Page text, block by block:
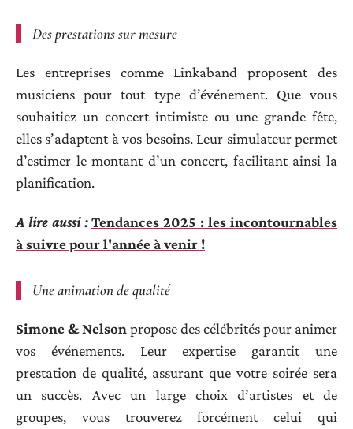
Des prestations sur mesure
Les entreprises comme Linkaband proposent des
musiciens pour tout type d’événement. Que vous
souhaitiez un concert intimiste ou une grande fête,
elles s’adaptent à vos besoins. Leur simulateur permet
d’estimer le montant d’un concert, facilitant ainsi la
planification.
A lire aussi : Tendances 2025 : les incontournables
à suivre pour l'année à venir !
Une animation de qualité
Simone & Nelson propose des célébrités pour animer
vos événements. Leur expertise garantit une
prestation de qualité, assurant que votre soirée sera
un succès. Avec un large choix d’artistes et de
groupes, vous trouverez forcément celui qui